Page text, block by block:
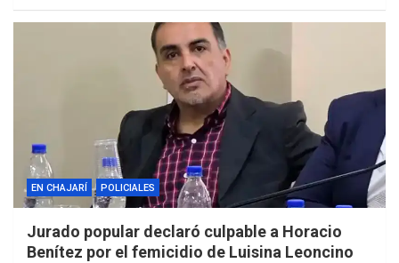
EN CHAJARÍ POLICIALES
Jurado popular declaró culpable a Horacio
Benítez por el femicidio de Luisina Leoncino